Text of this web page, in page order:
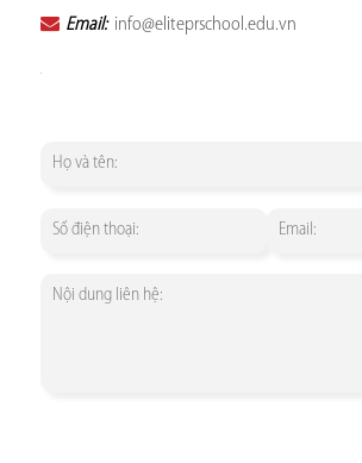
Email: info@eliteprschool.edu.vn